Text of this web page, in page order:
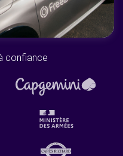
confiance